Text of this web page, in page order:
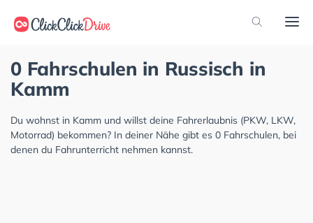
0 Fahrschulen in Russisch in
Kamm
Du wohnst in Kamm und willst deine Fahrerlaubnis (PKW, LKW,
Motorrad) bekommen? In deiner Nähe gibt es 0 Fahrschulen, bei
denen du Fahrunterricht nehmen kannst.